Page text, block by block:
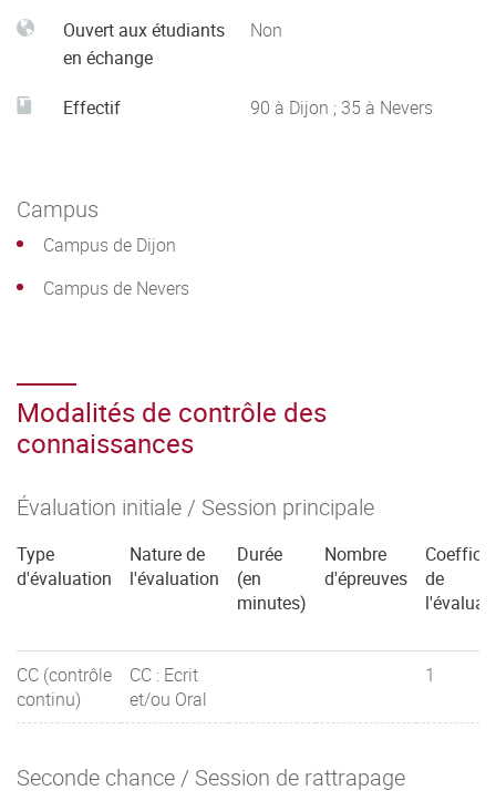
Ouvert aux étudiants
en échange
Non
Effectif 90 à Dijon ; 35 à Nevers
Campus
Campus de Dijon
Campus de Nevers
Modalités de contrôle des
connaissances
Évaluation initiale / Session principale
Type
d'évaluation
Nature de
l'évaluation
Durée
(en
minutes)
Nombre
d'épreuves
de
CC (contrôle
continu)
CC : Ecrit
et/ou Oral
1
Seconde chance / Session de rattrapage